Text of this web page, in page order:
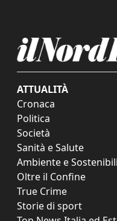
ATTUALITÀ
Cronaca
Politica
Società
Sanità e Salute
Ambiente e
Oltre il Confine
True Crime
Storie di sport